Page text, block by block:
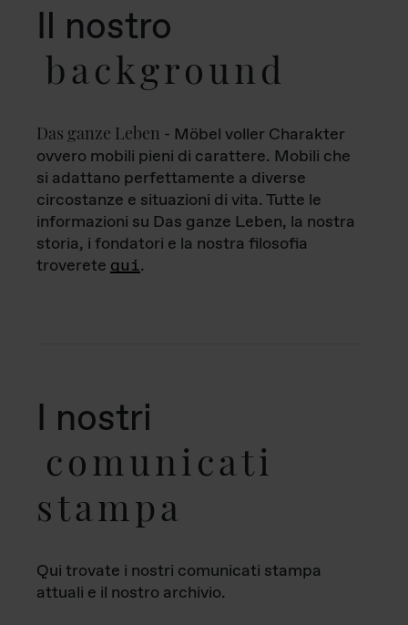
Il nostro
background
Das ganze Leben - Möbel voller Charakter
ovvero mobili pieni di carattere. Mobili che
si adattano perfettamente a diverse
circostanze e situazioni di vita. Tutte le
informazioni su Das ganze Leben, la nostra
storia, i fondatori e la nostra filosofia
troverete qui.
I nostri
comunicati
stampa
Qui trovate i nostri comunicati stampa
attuali e il nostro archivio.